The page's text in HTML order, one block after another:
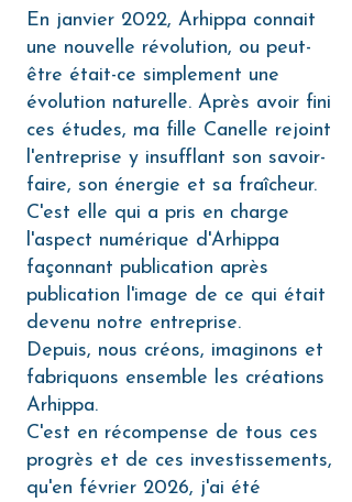
En janvier 2022, Arhippa connait
une nouvelle révolution, ou peut-
être était-ce simplement une
évolution naturelle. Après avoir fini
ces études, ma fille Canelle rejoint
l'entreprise y insufflant son savoir-
faire, son énergie et sa fraîcheur.
C'est elle qui a pris en charge
l'aspect numérique d'Arhippa
façonnant publication après
publication l'image de ce qui était
devenu notre entreprise.
Depuis, nous créons, imaginons et
fabriquons ensemble les créations
Arhippa.
C'est en récompense de tous ces
progrès et de ces investissements,
qu'en février 2026, j'ai été